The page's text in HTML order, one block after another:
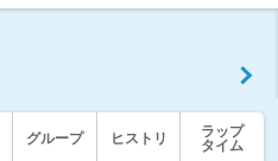
グループ ヒストリ
ラップ
タイム